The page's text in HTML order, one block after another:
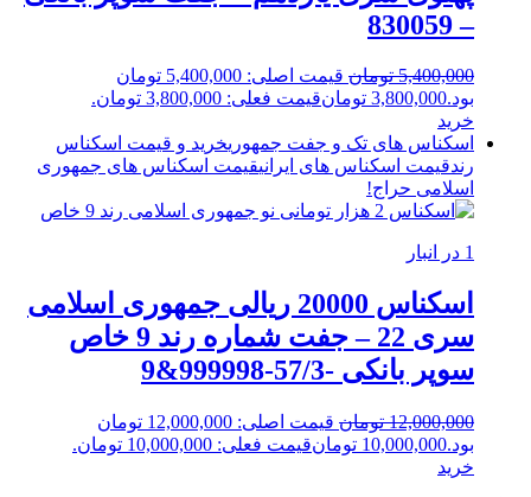
– 830059
5,400,000 تومان
قیمت اصلی: 5,400,000 تومان
بود.3,800,000 تومانقیمت فعلی: 3,800,000 تومان.
خرید
اسکناس های تک و جفت جمهوریخرید و قیمت اسکناس
رندقیمت اسکناس های ایرانیقیمت اسکناس های جمهوری
اسلامی حراج!
1 در انبار
اسکناس 20000 ریالی جمهوری اسلامی
سری 22 – جفت شماره رند 9 خاص
سوپر بانکی -57/3-999998&9
12,000,000 تومان
قیمت اصلی: 12,000,000 تومان
بود.10,000,000 تومانقیمت فعلی: 10,000,000 تومان.
خرید